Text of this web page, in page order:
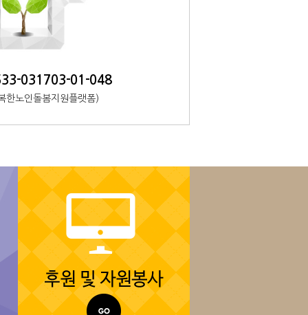
031703-01-048
한노인돌봄지원플랫폼)